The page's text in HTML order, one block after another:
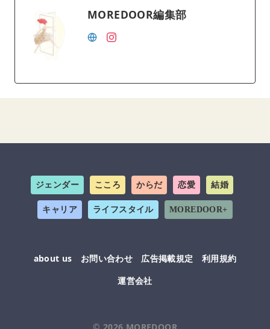
MOREDOOR編集部
ジェンダー こころ からだ 恋愛 結婚
キャリア ライフスタイル MOREDOOR+
about us お問い合わせ 広告掲載規定
利用規約
運営会社